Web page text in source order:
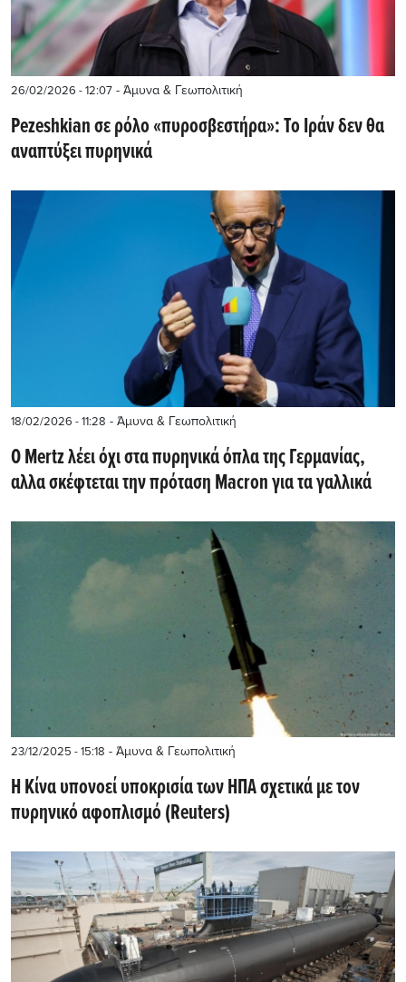
26/02/2026 - 12:07 - Άμυνα & Γεωπολιτική
Pezeshkian σε ρόλο «πυροσβεστήρα»: Το Ιράν δεν θα
αναπτύξει πυρηνικά
18/02/2026 - 11:28 - Άμυνα & Γεωπολιτική
O Mertz λέει όχι στα πυρηνικά όπλα της Γερμανίας,
αλλα σκέφτεται την πρόταση Macron για τα γαλλικά
23/12/2025 - 15:18 - Άμυνα & Γεωπολιτική
Η Κίνα υπονοεί υποκρισία των ΗΠΑ σχετικά με τον
πυρηνικό αφοπλισμό (Reuters)